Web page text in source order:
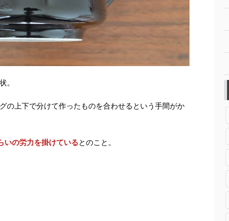
。
の上下で分けて作ったものを合わせるという手間がか
いの労力を掛けているとのこと。